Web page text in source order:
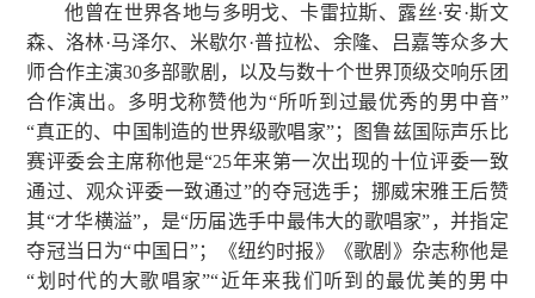
他曾在世界各地与多明戈、卡雷拉斯、露丝·安·斯文
森、洛林·马泽尔、米歇尔·普拉松、余隆、吕嘉等众多大
师合作主演30多部歌剧，以及与数十个世界顶级交响乐团
合作演出。多明戈称赞他为“所听到过最优秀的男中音”
“真正的、中国制造的世界级歌唱家”；图鲁兹国际声乐比
赛评委会主席称他是“25年来第一次出现的十位评委一致
通过、观众评委一致通过”的夺冠选手；挪威宋雅王后赞
其“才华横溢”，是“历届选手中最伟大的歌唱家”，并指定
夺冠当日为“中国日”；《纽约时报》《歌剧》杂志称他是
“划时代的大歌唱家”“近年来我们听到的最优美的男中